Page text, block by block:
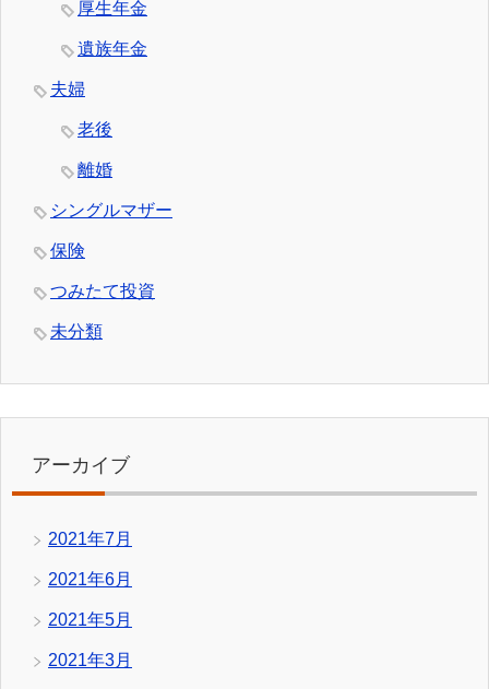
厚生年金
遺族年金
夫婦
老後
離婚
シングルマザー
保険
つみたて投資
未分類
アーカイブ
2021年7月
2021年6月
2021年5月
2021年3月